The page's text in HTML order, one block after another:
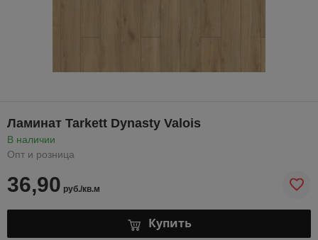
Ламинат Tarkett Dynasty Valois
В наличии
Опт и розница
36,90 руб./кв.м
Купить